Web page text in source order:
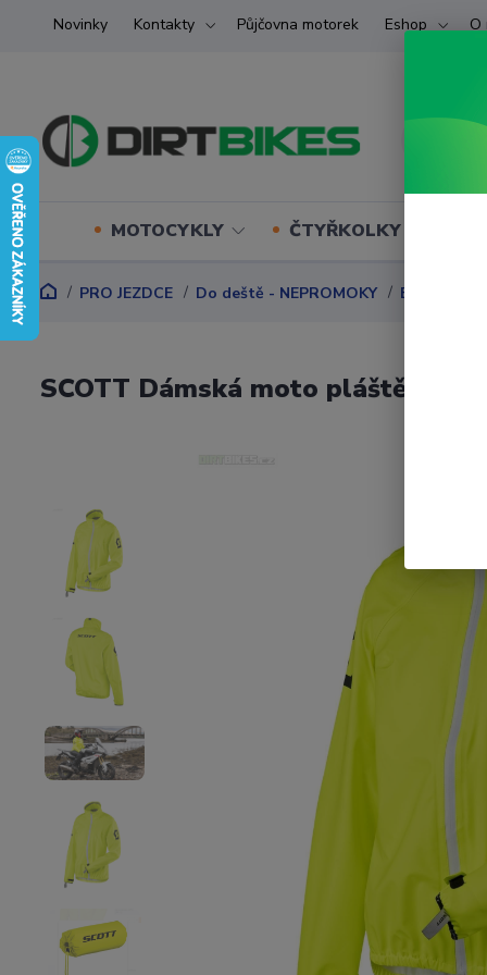
Novinky Kontakty Půjčovna motorek Eshop O
MOTOCYKLY ČTYŘKOLKY (ATV)
PRO JEZDCE Do deště - NEPROMOKY BUNDY
SCOTT Dámská moto pláštěnka